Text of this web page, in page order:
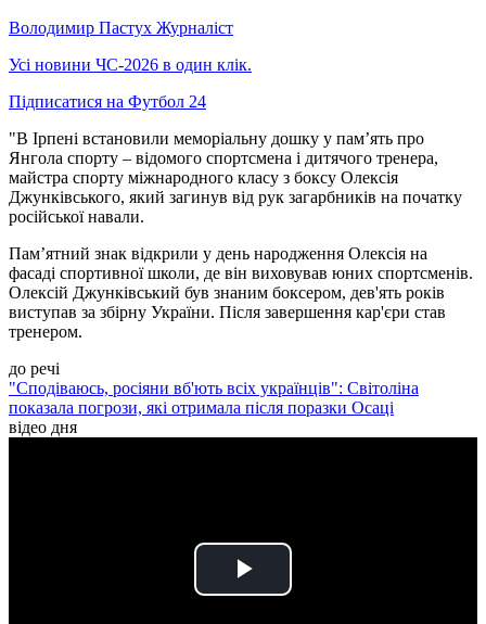
Володимир Пастух Журналіст
Усі новини ЧС-2026 в один клік.
Підписатися на Футбол 24
"В Ірпені встановили меморіальну дошку у пам’ять про
Янгола спорту – відомого спортсмена і дитячого тренера,
майстра спорту міжнародного класу з боксу Олексія
Джунківського, який загинув від рук загарбників на початку
російської навали.
Пам’ятний знак відкрили у день народження Олексія на
фасаді спортивної школи, де він виховував юних спортсменів.
Олексій Джунківський був знаним боксером, дев'ять років
виступав за збірну України. Після завершення кар'єри став
тренером.
до речі
"Сподіваюсь, росіяни вб'ють всіх українців": Світоліна
показала погрози, які отримала після поразки Осаці
відео дня
Play